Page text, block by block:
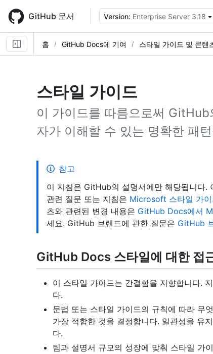
main
content
GitHub 문서 Version: Enterprise Server 3.18
홈 GitHub Docs에 기여 스타일 가이드 및 콘텐
스타일 가이드
이 가이드를 따름으로써
자가 이해할 수 있는 명확한 패
참고
이 지침은 GitHub의 설명서에만 해당됩니다.
관련 질문 또는 지침은 Microsoft 스타일 가이
츠와 관련된 변경 내용은 GitHub Docs에서
세요. GitHub 브랜드에 관한 질문은 GitHub
GitHub Docs 스타일에 대한 접
이 스타일 가이드는 간결함을 지향합니다.
다.
문법 또는 스타일 가이드의 규칙에 따라 무
가장 적합한 것을 결정합니다. 일관성을 유
다.
팀과 설명서 규모의 성장에 맞춰 스타일 가